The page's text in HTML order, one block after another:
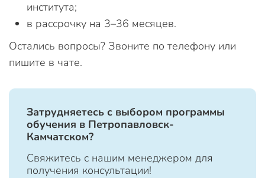
института;
в рассрочку на 3–36 месяцев.
Остались вопросы? Звоните по телефону или
пишите в чате.
Затрудняетесь с выбором программы
обучения в Петропавловск-
Камчатском?
Свяжитесь с нашим менеджером для
получения консультации!